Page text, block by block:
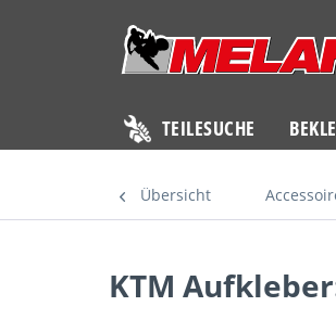
TEILESUCHE
Übersicht
KTM